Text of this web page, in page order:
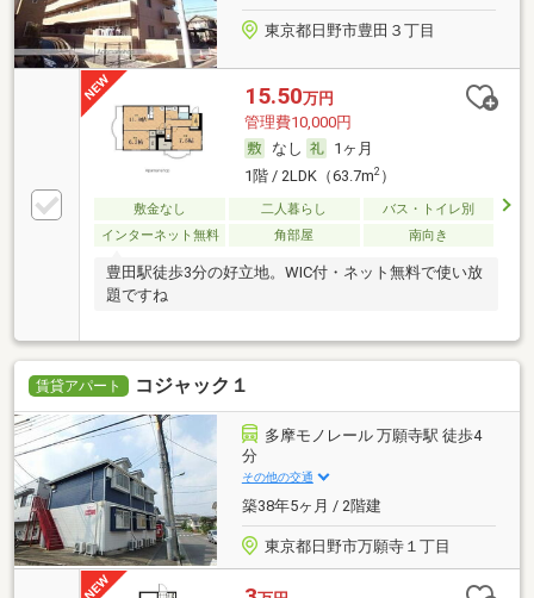
東京都日野市豊田３丁目
15.50万円
管理費10,000円
なし
1ヶ月
1階 / 2LDK（63.7m2）
敷金なし 二人暮らし
バス・トイレ別
インターネット無料
角部屋 南向き
豊田駅徒歩3分の好立地。WIC付・ネット無料で使い放
題ですね
賃貸アパート コジャック１
多摩モノレール 万願寺駅 徒歩4
分
その他の交通
築38年5ヶ月 / 2階建
東京都日野市万願寺１丁目